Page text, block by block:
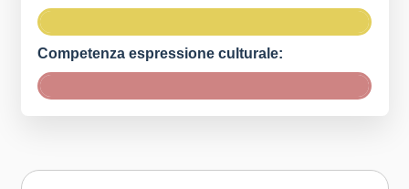
Competenza espressione culturale: